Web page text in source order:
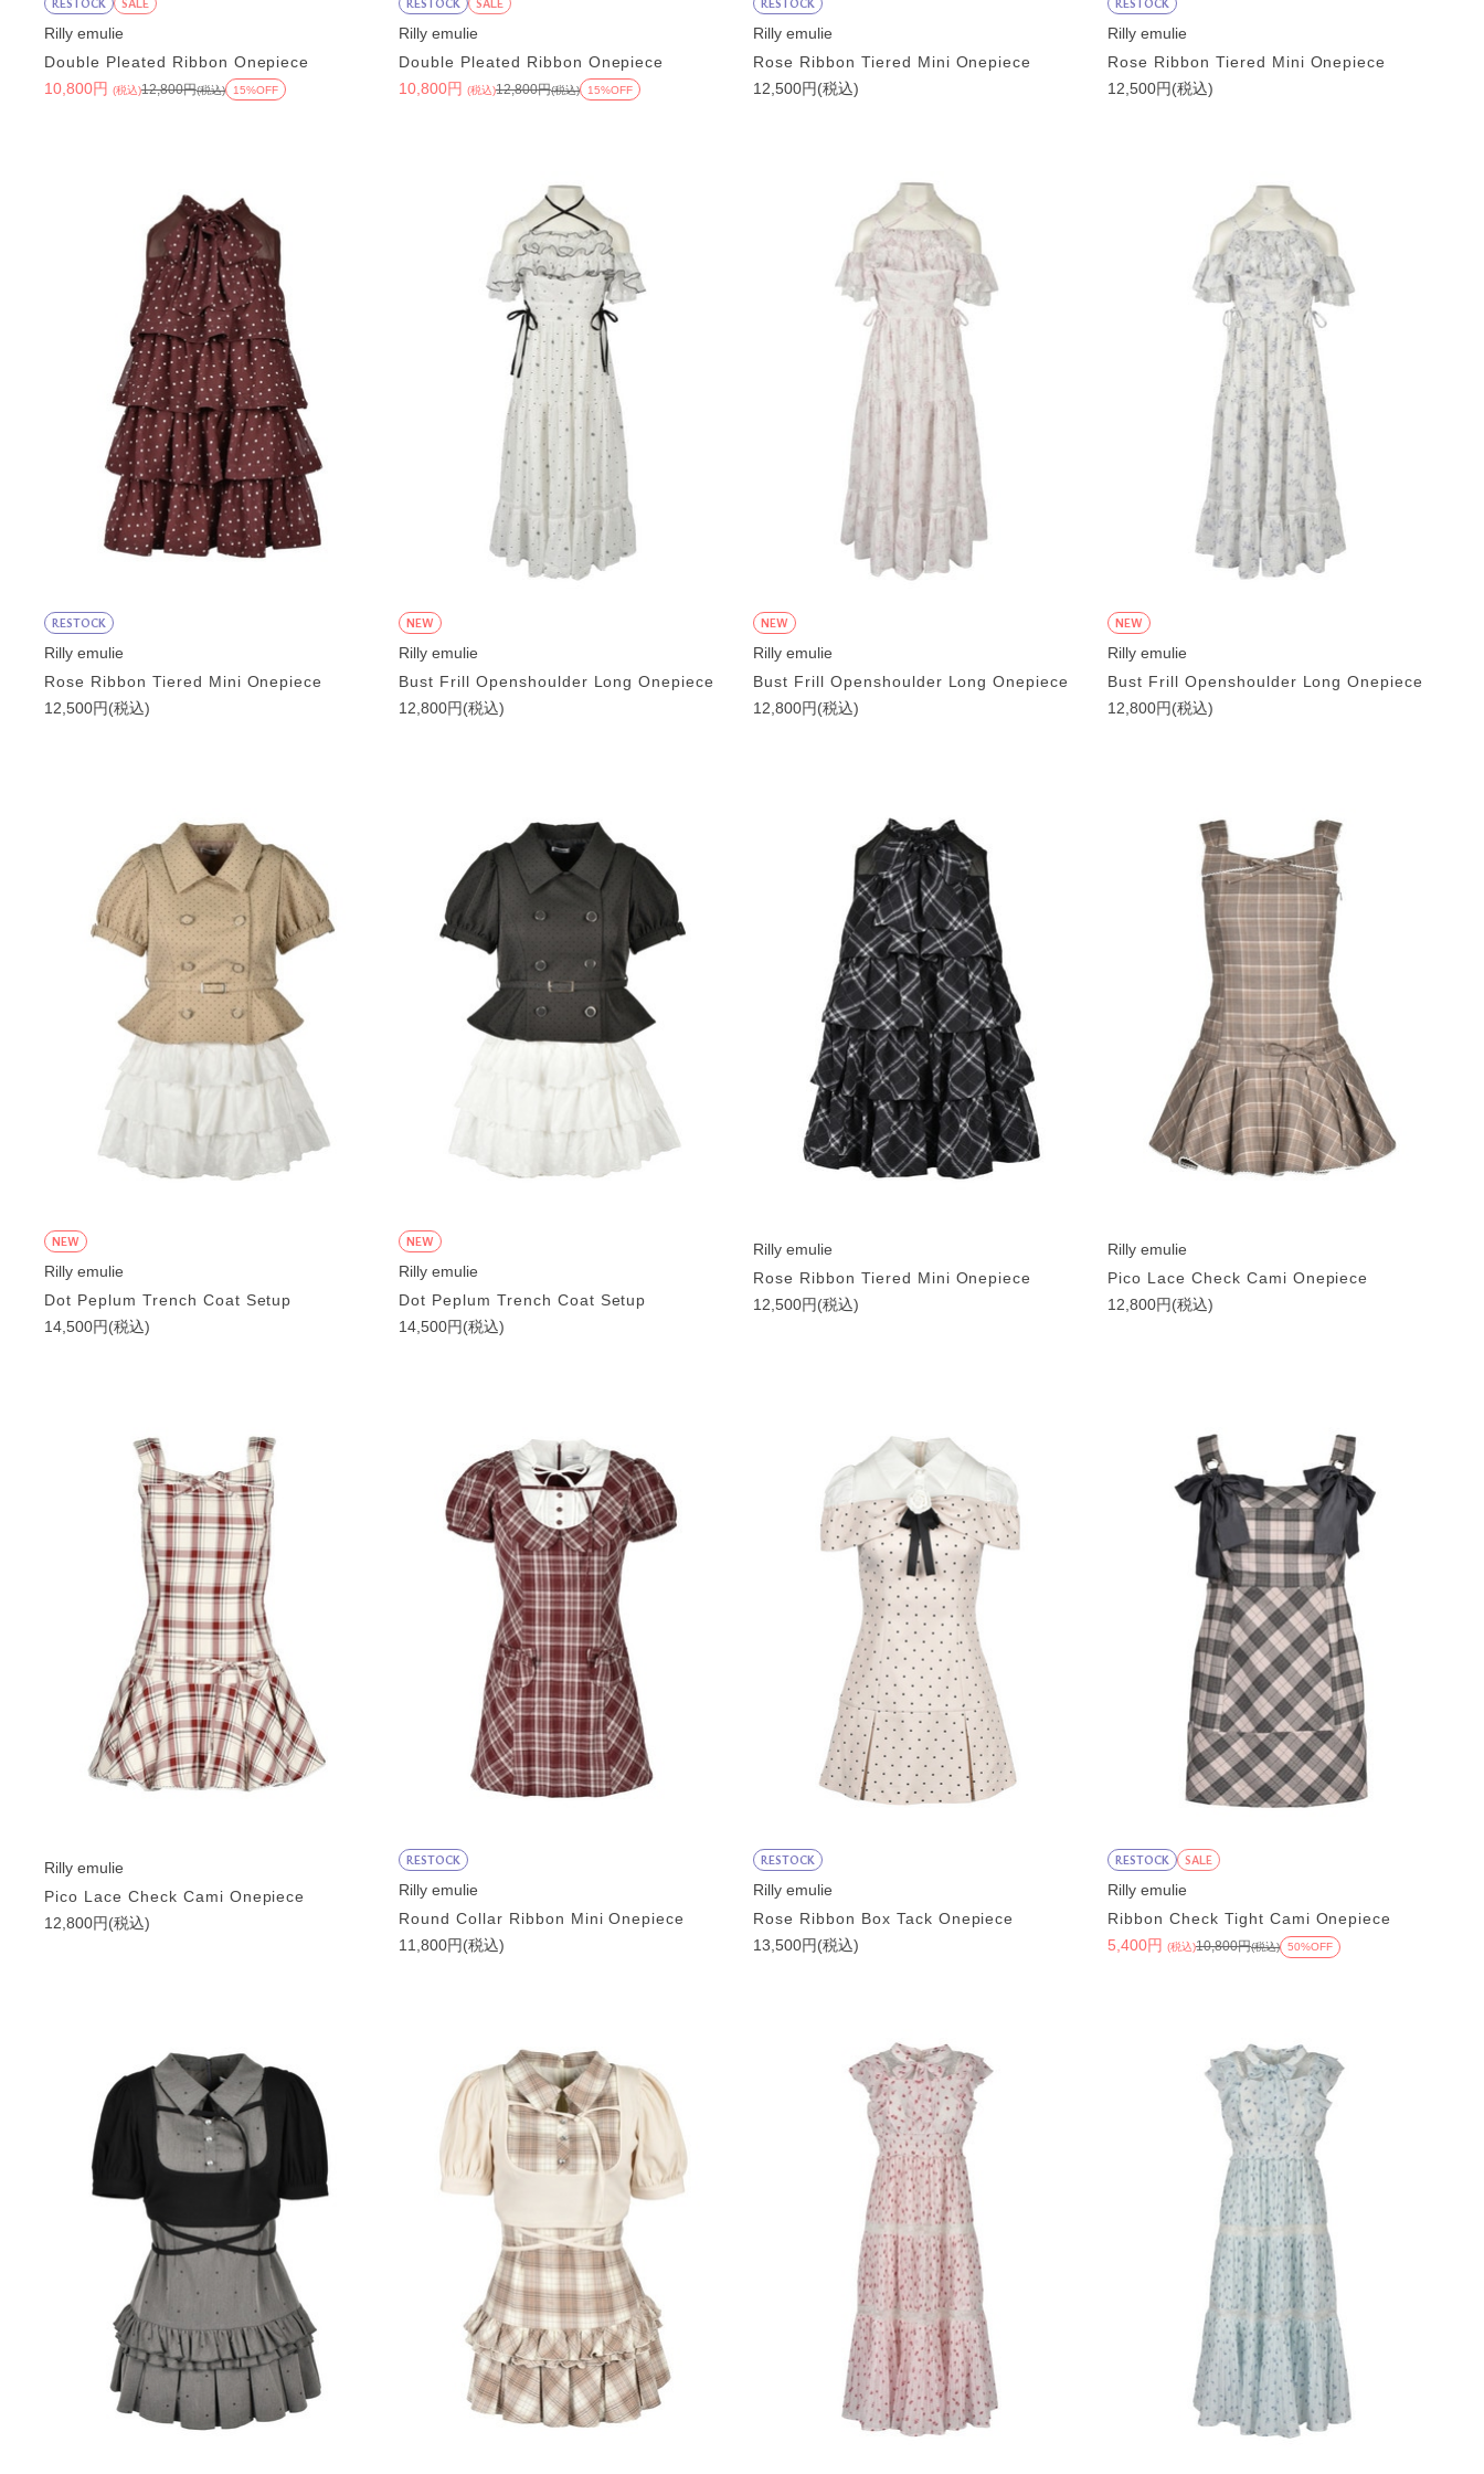
Rilly emulie
Double Pleated Ribbon Onepiece
10,800円 (税込)12,800円(税込) 15%OFF
Rilly emulie
Double Pleated Ribbon Onepiece
10,800円 (税込)12,800円(税込) 15%OFF
Rilly emulie
Rose Ribbon Tiered Mini Onepiece
12,500円(税込)
Rilly emulie
Rose Ribbon Tiered Mini Onepiece
12,500円(税込)
RESTOCK
Rilly emulie
Rose Ribbon Tiered Mini Onepiece
12,500円(税込)
NEW
Rilly emulie
Bust Frill Openshoulder Long Onepiece
12,800円(税込)
NEW
Rilly emulie
Bust Frill Openshoulder Long Onepiece
12,800円(税込)
NEW
Rilly emulie
Bust Frill Openshoulder Long Onepiece
12,800円(税込)
NEW
Rilly emulie
Dot Peplum Trench Coat Setup
14,500円(税込)
NEW
Rilly emulie
Dot Peplum Trench Coat Setup
14,500円(税込)
Rilly emulie
Rose Ribbon Tiered Mini Onepiece
12,500円(税込)
Rilly emulie
Pico Lace Check Cami Onepiece
12,800円(税込)
Rilly emulie
Pico Lace Check Cami Onepiece
12,800円(税込)
RESTOCK
Rilly emulie
Round Collar Ribbon Mini Onepiece
11,800円(税込)
RESTOCK
Rilly emulie
Rose Ribbon Box Tack Onepiece
13,500円(税込)
RESTOCK SALE
Rilly emulie
Ribbon Check Tight Cami Onepiece
5,400円 (税込)10,800円(税込) 50%OFF